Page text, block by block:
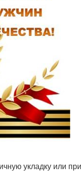
укладку или